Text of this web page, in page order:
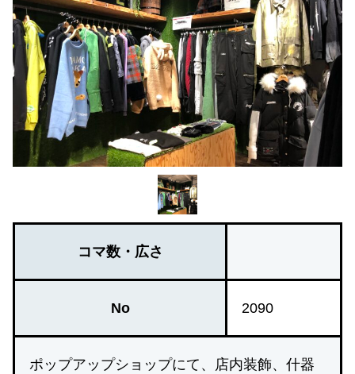
コマ数・広さ
No 2090
ポップアップショップにて、店内装飾、什器